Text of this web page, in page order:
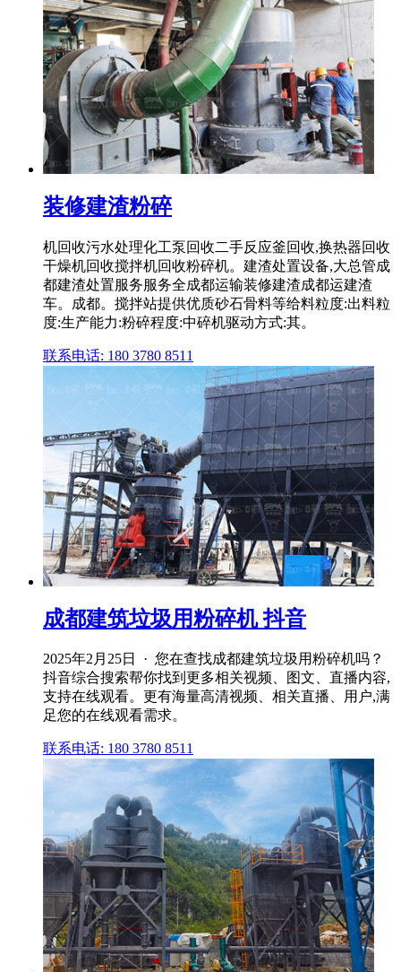
装修建渣粉碎
机回收污水处理化工泵回收二手反应釜回收,换热器回收
干燥机回收搅拌机回收粉碎机。建渣处置设备,大总管成
都建渣处置服务服务全成都运输装修建渣成都运建渣
车。成都。搅拌站提供优质砂石骨料等给料粒度:出料粒
度:生产能力:粉碎程度:中碎机驱动方式:其。
联系电话: 180 3780 8511
成都建筑垃圾用粉碎机 抖音
2025年2月25日 · 您在查找成都建筑垃圾用粉碎机吗？
抖音综合搜索帮你找到更多相关视频、图文、直播内容,
支持在线观看。更有海量高清视频、相关直播、用户,满
足您的在线观看需求。
联系电话: 180 3780 8511